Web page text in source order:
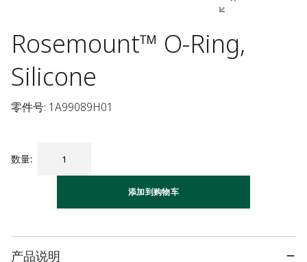
Rosemount™ O-Ring,
Silicone
零件号: 1A99089H01
数量:
添加到购物车
产品说明